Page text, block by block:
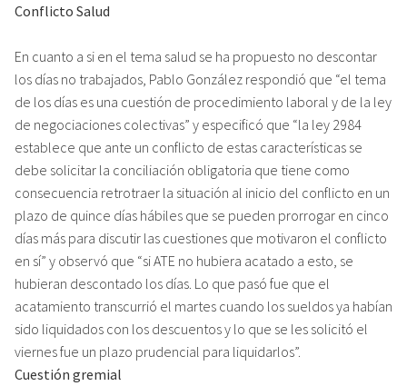
Conflicto Salud
En cuanto a si en el tema salud se ha propuesto no descontar
los días no trabajados, Pablo González respondió que “el tema
de los días es una cuestión de procedimiento laboral y de la ley
de negociaciones colectivas” y especificó que “la ley 2984
establece que ante un conflicto de estas características se
debe solicitar la conciliación obligatoria que tiene como
consecuencia retrotraer la situación al inicio del conflicto en un
plazo de quince días hábiles que se pueden prorrogar en cinco
días más para discutir las cuestiones que motivaron el conflicto
en sí” y observó que “si ATE no hubiera acatado a esto, se
hubieran descontado los días. Lo que pasó fue que el
acatamiento transcurrió el martes cuando los sueldos ya habían
sido liquidados con los descuentos y lo que se les solicitó el
viernes fue un plazo prudencial para liquidarlos”.
Cuestión gremial